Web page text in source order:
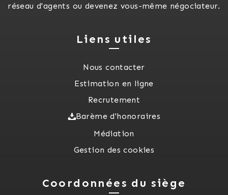
réseau d'agents ou devenez vous-même négociateur.
Liens utiles
Nous contacter
Estimation en ligne
Recrutement
Barème d'honoraires
Médiation
Gestion des cookies
Coordonnées du siège